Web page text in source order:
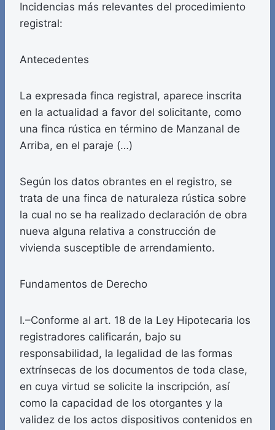
Incidencias más relevantes del procedimiento
registral:
Antecedentes
La expresada finca registral, aparece inscrita
en la actualidad a favor del solicitante, como
una finca rústica en término de Manzanal de
Arriba, en el paraje (…)
Según los datos obrantes en el registro, se
trata de una finca de naturaleza rústica sobre
la cual no se ha realizado declaración de obra
nueva alguna relativa a construcción de
vivienda susceptible de arrendamiento.
Fundamentos de Derecho
I.–Conforme al art. 18 de la Ley Hipotecaria los
registradores calificarán, bajo su
responsabilidad, la legalidad de las formas
extrínsecas de los documentos de toda clase,
en cuya virtud se solicite la inscripción, así
como la capacidad de los otorgantes y la
validez de los actos dispositivos contenidos en